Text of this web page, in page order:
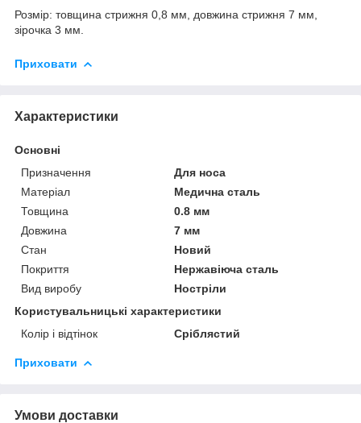
Розмір: товщина стрижня 0,8 мм, довжина стрижня 7 мм,
зірочка 3 мм.
Приховати
Характеристики
Основні
Призначення
Для носа
Матеріал
Медична сталь
Товщина
0.8 мм
Довжина
7 мм
Стан
Новий
Покриття
Нержавіюча сталь
Вид виробу
Ностріли
Користувальницькі характеристики
Колір і відтінок
Сріблястий
Приховати
Умови доставки